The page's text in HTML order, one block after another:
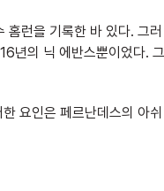
홈런을 기록한 바 있다. 그러
년의 닉 에반스뿐이었다. 그
요인은 페르난데스의 아쉬